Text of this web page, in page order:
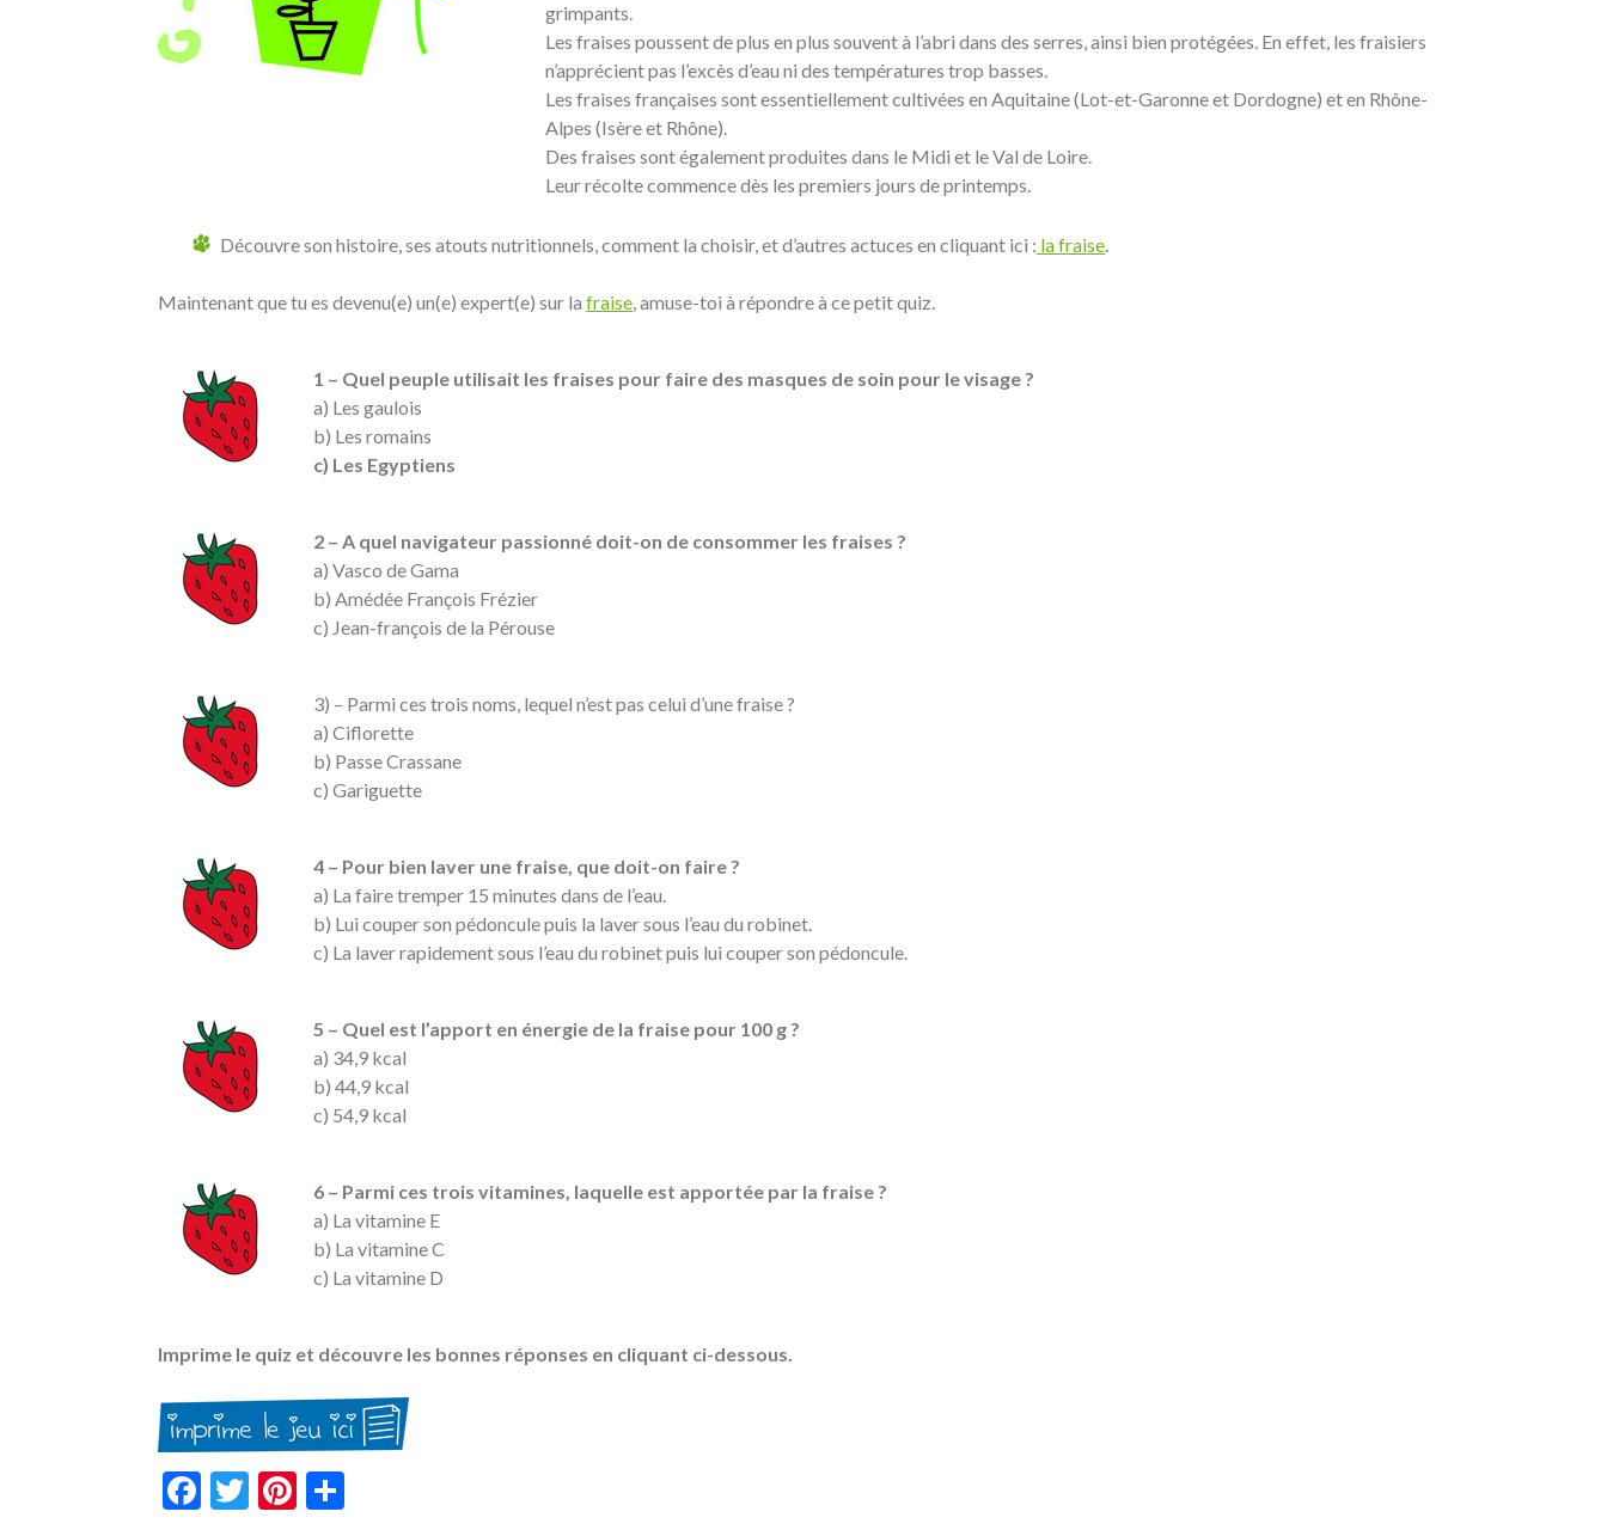
grimpants.
Les fraises poussent de plus en plus souvent à l’abri dans des serres, ainsi bien protégées. En effet, les fraisiers
n’apprécient pas l’excès d’eau ni des températures trop basses.
Les fraises françaises sont essentiellement cultivées en Aquitaine (Lot-et-Garonne et Dordogne) et en Rhône-
Alpes (Isère et Rhône).
Des fraises sont également produites dans le Midi et le Val de Loire.
Leur récolte commence dès les premiers jours de printemps.
Découvre son histoire, ses atouts nutritionnels, comment la choisir, et d’autres actuces en cliquant ici : la fraise.
Maintenant que tu es devenu(e) un(e) expert(e) sur la fraise, amuse-toi à répondre à ce petit quiz.
1 – Quel peuple utilisait les fraises pour faire des masques de soin pour le visage ?
a) Les gaulois
b) Les romains
c) Les Egyptiens
2 – A quel navigateur passionné doit-on de consommer les fraises ?
a) Vasco de Gama
b) Amédée François Frézier
c) Jean-françois de la Pérouse
3) – Parmi ces trois noms, lequel n’est pas celui d’une fraise ?
a) Ciflorette
b) Passe Crassane
c) Gariguette
4 – Pour bien laver une fraise, que doit-on faire ?
a) La faire tremper 15 minutes dans de l’eau.
b) Lui couper son pédoncule puis la laver sous l’eau du robinet.
c) La laver rapidement sous l’eau du robinet puis lui couper son pédoncule.
5 – Quel est l’apport en énergie de la fraise pour 100 g ?
a) 34,9 kcal
b) 44,9 kcal
c) 54,9 kcal
6 – Parmi ces trois vitamines, laquelle est apportée par la fraise ?
a) La vitamine E
b) La vitamine C
c) La vitamine D
Imprime le quiz et découvre les bonnes réponses en cliquant ci-dessous.
Facebook
TwitterPinterest